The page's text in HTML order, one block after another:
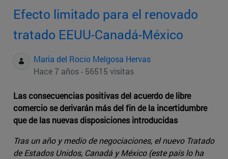
Efecto limitado para el renovado
tratado EEUU-Canadá-México
Maria del Rocio Melgosa Hervas
Hace 7 años - 56515 visitas
Las consecuencias positivas del acuerdo de libre
comercio se derivarán más del fin de la incertidumbre
que de las nuevas disposiciones introducidas
Tras un año y medio de negociaciones, el nuevo Tratado
de Estados Unidos, Canadá y México (este país lo ha